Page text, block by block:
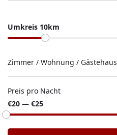
Umkreis 10km
Zimmer / Wohnung / Gästehaus
Preis pro Nacht
€20 — €25